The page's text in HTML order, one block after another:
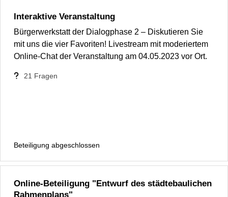
Interaktive Veranstaltung
Bürgerwerkstatt der Dialogphase 2 – Diskutieren Sie
mit uns die vier Favoriten! Livestream mit moderiertem
Online-Chat der Veranstaltung am 04.05.2023 vor Ort.
21 Fragen
Beteiligung abgeschlossen
Online-Beteiligung "Entwurf des städtebaulichen
Rahmenplans"